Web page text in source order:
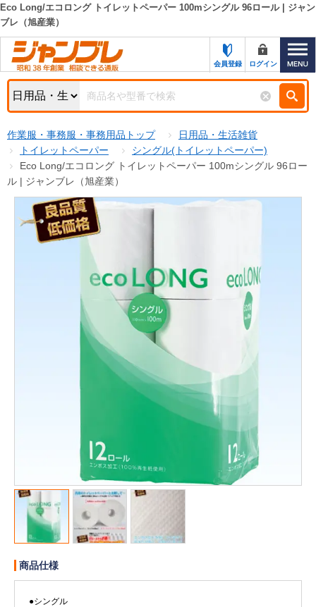
お知らせ
お問い合わせ
サポート＆ヘルプ
FAX注文用紙の印刷
新規登録キャンペーン
名入れ刺繍
メーカーカタログ一覧
カタログ請求（無料）
試着サンプル無料貸し出し
デジタルカタログ
キーワード検索
検索
検索条件
商品カテゴリから選ぶ
商品ステータスで絞る
キャンペーン
おすすめ
販売価格(税抜き)で絞る
円から
Eco Long/エコロング トイレットペーパー 100mシングル 96ロール | ジャン
ブレ（旭産業）
会員登録 ログイン
作業服・事務服・事務用品トップ
日用品・生活雑貨
トイレットペーパー
シングル(トイレットペーパー)
Eco Long/エコロング トイレットペーパー 100mシングル 96ロー
ル | ジャンブレ（旭産業）
商品仕様
●シングル